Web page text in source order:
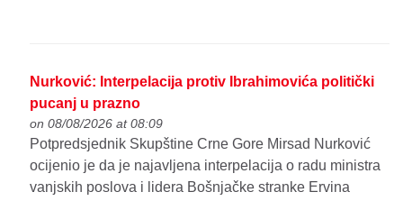
Nurković: Interpelacija protiv Ibrahimovića politički
pucanj u prazno
on 08/08/2026 at 08:09
Potpredsjednik Skupštine Crne Gore Mirsad Nurković
ocijenio je da je najavljena interpelacija o radu ministra
vanjskih poslova i lidera Bošnjačke stranke Ervina